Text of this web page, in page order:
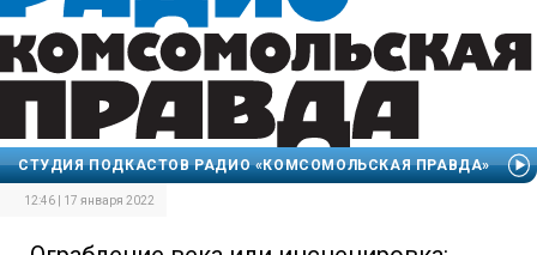
СТУДИЯ ПОДКАСТОВ РАДИО «КОМСОМОЛЬСКАЯ ПРАВДА»
12:46 | 17 января 2022